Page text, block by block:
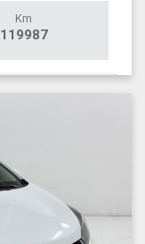
Km
119987